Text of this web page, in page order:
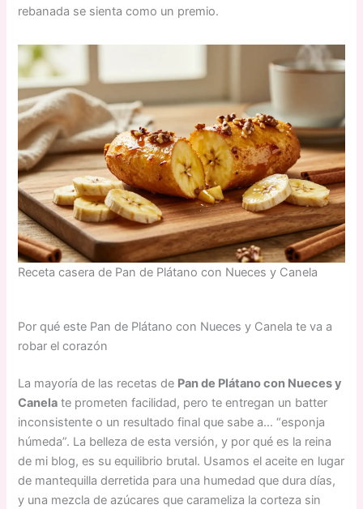
rebanada se sienta como un premio.
Receta casera de Pan de Plátano con Nueces y Canela
Por qué este Pan de Plátano con Nueces y Canela te va a
robar el corazón
La mayoría de las recetas de Pan de Plátano con Nueces y
Canela te prometen facilidad, pero te entregan un batter
inconsistente o un resultado final que sabe a… “esponja
húmeda”. La belleza de esta versión, y por qué es la reina
de mi blog, es su equilibrio brutal. Usamos el aceite en lugar
de mantequilla derretida para una humedad que dura días,
y una mezcla de azúcares que carameliza la corteza sin